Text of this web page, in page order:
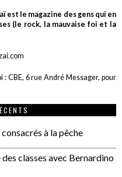
est le magazine des gens qui en
(le rock, la mauvaise foi et la
: CBE, 6 rue André Messager, pour
à la pêche
classes avec Bernardino